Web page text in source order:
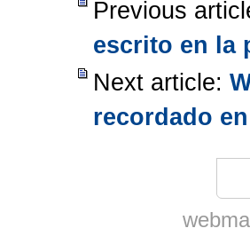
Previous
escrito en la
Next article:
recordado